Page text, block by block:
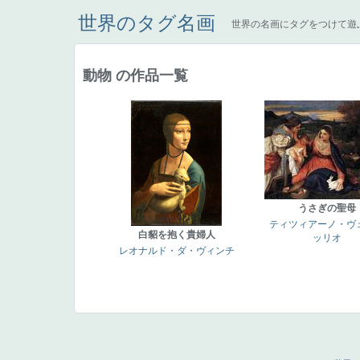
世界のタグ名画 世界の名画にタグをつけて遊
動物 の作品一覧
白貂を抱く貴婦人
レオナルド・ダ・ヴィンチ
うさぎの聖母
ティツィアーノ・ヴ
ッリオ